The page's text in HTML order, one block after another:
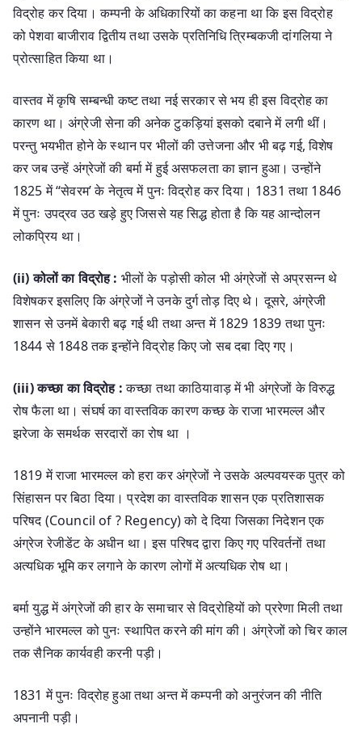
विद्रोह कर दिया। कम्पनी के अधिकारियों का कहना था कि इस विद्रोह
को पेशवा बाजीराव द्वितीय तथा उसके प्रतिनिधि त्रिम्बकजी दांगलिया ने
प्रोत्साहित किया था।
वास्तव में कृषि सम्बन्धी कष्ट तथा नई सरकार से भय ही इस विद्रोह का
कारण था। अंग्रेजी सेना की अनेक टुकड़ियां इसको दबाने में लगी थीं।
परन्तु भयभीत होने के स्थान पर भीलों की उत्तेजना और भी बढ़ गई, विशेष
कर जब उन्हें अंग्रेजों की बर्मा में हुई असफलता का ज्ञान हुआ। उन्होंने
1825 में “सेवरम’ के नेतृत्व में पुनः विद्रोह कर दिया। 1831 तथा 1846
में पुनः उपद्रव उठ खड़े हुए जिससे यह सिद्ध होता है कि यह आन्दोलन
लोकप्रिय था।
(ii) कोलों का विद्रोह : भीलों के पड़ोसी कोल भी अंग्रेजों से अप्रसन्न थे
विशेषकर इसलिए कि अंग्रेजों ने उनके दुर्ग तोड़ दिए थे। दूसरे, अंग्रेजी
शासन से उनमें बेकारी बढ़ गई थी तथा अन्त में 1829 1839 तथा पुनः
1844 से 1848 तक इन्होंने विद्रोह किए जो सब दबा दिए गए।
(iii) कच्छा का विद्रोह :कच्छा तथा काठियावाड़ में भी अंग्रेजों के विरुद्ध
रोष फैला था। संघर्ष का वास्तविक कारण कच्छ के राजा भारमल्ल और
झरेजा के समर्थक सरदारों का रोष था ।
1819 में राजा भारमल्ल को हरा कर अंग्रेजों ने उसके अल्पवयस्क पुत्र को
सिंहासन पर बिठा दिया। प्रदेश का वास्तविक शासन एक प्रतिशासक
परिषद (Council of ? Regency) को दे दिया जिसका निदेशन एक
अंग्रेज रेजीडेंट के अधीन था। इस परिषद द्वारा किए गए परिवर्तनों तथा
अत्यधिक भूमि कर लगाने के कारण लोगों में अत्यधिक रोष था।
बर्मा युद्ध में अंग्रेजों की हार के समाचार से विद्रोहियों को प्ररेणा मिली तथा
उन्होंने भारमल्ल को पुनः स्थापित करने की मांग की। अंग्रेजों को चिर काल
तक सैनिक कार्यवही करनी पड़ी।
1831 में पुनः विद्रोह हुआ तथा अन्त में कम्पनी को अनुरंजन की नीति
अपनानी पड़ी।